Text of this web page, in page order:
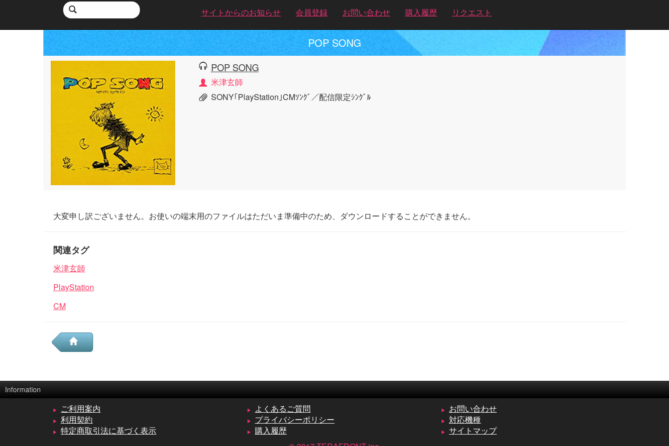
サイトからのお知らせ 会員登録 お問い合わせ 購入履歴 リクエスト
POP SONG
POP SONG
米津玄師
SONY｢PlayStation｣CMｿﾝｸﾞ／配信限定ｼﾝｸﾞﾙ
大変申し訳ございません。お使いの端末用のファイルはただいま準備中のため、ダウンロードすることができません。
関連タグ
米津玄師
PlayStation
CM
Information
ご利用案内 よくあるご質問
お問い合わせ
利用契約
プライバシーポリシー
対応機種
特定商取引法に基づく表示
購入履歴
サイトマップ